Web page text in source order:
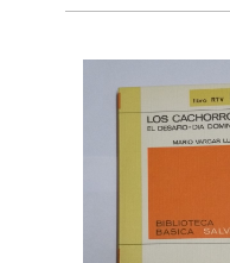
Literatura fantástica